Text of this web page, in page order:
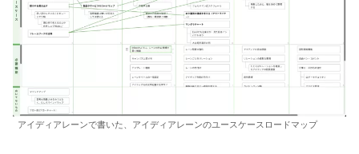
アイディアレーンで書いた、アイディアレーンのユースケースロードマップ